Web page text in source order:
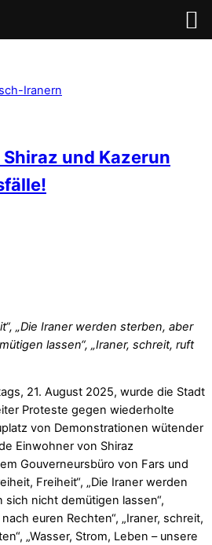
und Kazerun
„Die Iraner werden sterben, aber
lassen“, „Iraner, schreit, ruft
21. August 2025, wurde die Stadt
Proteste gegen wiederholte
von Demonstrationen wütender
Einwohner von Shiraz
Gouverneursbüro von Fars und
Freiheit“, „Die Iraner werden
nicht demütigen lassen“,
euren Rechten“, „Iraner, schreit,
„Wasser, Strom, Leben – unsere